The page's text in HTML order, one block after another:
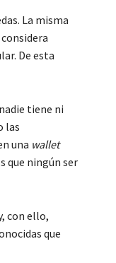
La misma
De esta
tiene ni
las
una wallet
que ningún ser
con ello,
que